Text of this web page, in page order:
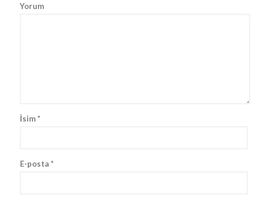
Yorum
İsim*
E-posta*